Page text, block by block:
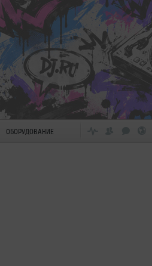
ОБОРУДОВАНИЕ